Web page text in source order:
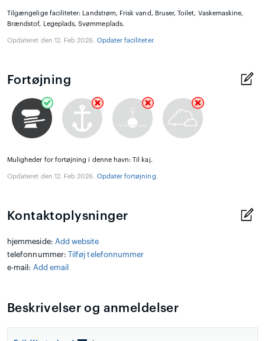
Tilgængelige faciliteter: Landstrøm, Frisk vand, Bruser, Toilet, Vaskemaskine,
Brændstof, Legeplads, Svømmeplads.
Opdateret den 12. Feb 2026. Opdater faciliteter.
Fortøjning
Muligheder for fortøjning i denne havn: Til kaj.
Opdateret den 12. Feb 2026. Opdater fortøjning.
Kontaktoplysninger
hjemmeside: Add website
telefonnummer:
Tilføj telefonnummer
e-mail: Add email
Beskrivelser og anmeldelser